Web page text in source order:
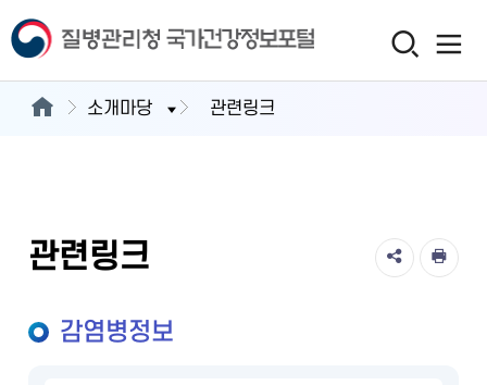
소개마당 관련링크
관련링크
감염병정보